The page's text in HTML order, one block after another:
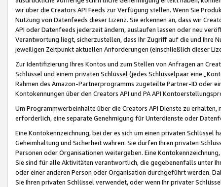
wir über die Creators API Feeds zur Verfügung stellen. Wenn Sie
Nutzung von Datenfeeds dieser Lizenz. Sie erkennen an, dass wir
API oder Datenfeeds jederzeit ändern, auslaufen lassen oder neu
Verantwortung liegt, sicherzustellen, dass Ihr Zugriff auf die und Ihre
jeweiligen Zeitpunkt aktuellen Anforderungen (einschließlich dieser
Zur Identifizierung Ihres Kontos und zum Stellen von Anfragen an
Schlüssel und einem privaten Schlüssel (jedes Schlüsselpaar eine
Rahmen des Amazon-Partnerprogramms zugeteilte Partner-ID oder
Kontokennungen über den Creators API und PA API
Um Programmwerbeinhalte über die Creators API Dienste zu
erforderlich, eine separate Genehmigung für Unterdienste oder
Eine Kontokennzeichnung, bei der es sich um einen privaten
Geheimhaltung und Sicherheit wahren. Sie dürfen Ihren privaten
Personen oder Organisationen weitergeben. Eine
Sie sind für alle Aktivitäten verantwortlich, die gegebenenfalls unter
oder einer anderen Person oder Organisation durchgeführt werden.
Sie Ihren privaten Schlüssel verwendet, oder wenn Ihr privater